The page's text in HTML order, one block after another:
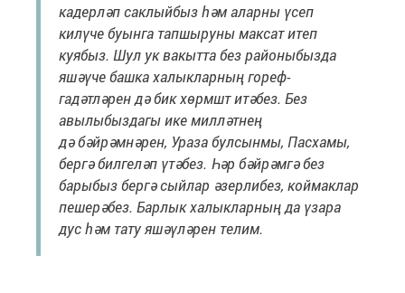
кадерләп саклыйбыз һәм аларны үсеп
килүче буынга тапшыруны максат итеп
куябыз. Шул ук вакытта без районыбызда
яшәүче башка халыкларның гореф-
гадәтләрен дә бик хөрмшт итәбез. Без
авылыбыздагы ике милләтнең
дә бәйрәмнәрен, Ураза булсынмы, Пасхамы,
бергә билгеләп үтәбез. Һәр бәйрәмгә без
барыбыз бергә сыйлар әзерлибез, коймаклар
пешерәбез. Барлык халыкларның да үзара
дус һәм тату яшәүләрен телим.